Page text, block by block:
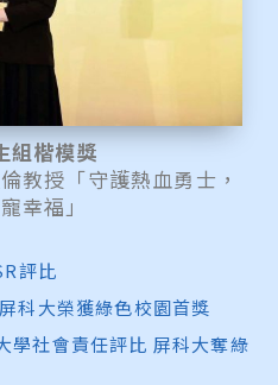
組楷模獎
教授「守護熱血勇士，
幸福」
評比
科大榮獲綠色校園首獎
學社會責任評比 屏科大奪綠